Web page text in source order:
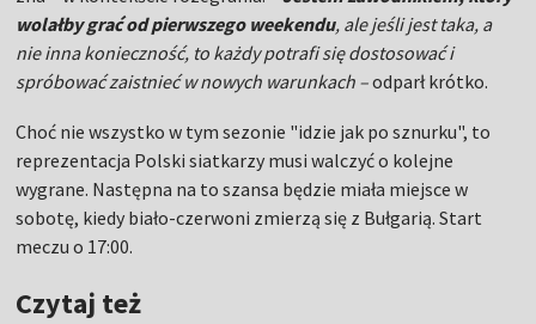
wolałby grać od pierwszego weekendu, ale jeśli jest taka, a
nie inna konieczność, to każdy potrafi się dostosować i
spróbować zaistnieć w nowych warunkach –odparł krótko.
Choć nie wszystko w tym sezonie "idzie jak po sznurku", to
reprezentacja Polski siatkarzy musi walczyć o kolejne
wygrane. Następna na to szansa będzie miała miejsce w
sobotę, kiedy biało-czerwoni zmierzą się z Bułgarią. Start
meczu o 17:00.
Czytaj też